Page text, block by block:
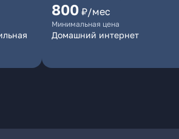
800 ₽/мес
Минимальная цена
Домашний интернет